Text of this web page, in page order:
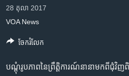
និង​
ទំព័រ​
តែ​
អាមេរិក
ហេឡូវីអូអេ
កម្ពុជាច្នៃប្រតិដ្ឋ
28 តុលា 2017
VOA News
បណ្តុំ​រូបភាព​នៃ​ព្រឹត្តិការណ៍​នានា​មក​ពី​ជុំ
ចែករំលែក